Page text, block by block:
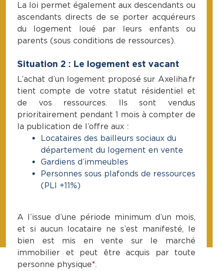
La loi permet également aux descendants ou
ascendants directs de se porter acquéreurs
du logement loué par leurs enfants ou
parents (sous conditions de ressources).
Situation 2 : Le logement est vacant
L’achat d’un logement proposé sur Axeliha.fr
tient compte de votre statut résidentiel et
de vos ressources. Ils sont vendus
prioritairement pendant 1 mois à compter de
la publication de l’offre aux :
Locataires des bailleurs sociaux du
département du logement en vente
Gardiens d’immeubles
Personnes sous plafonds de ressources
(PLI +11%)
A l’issue d’une période minimum d’un mois,
et si aucun locataire ne s’est manifesté, le
bien est mis en vente sur le marché
immobilier et peut être acquis par toute
personne physique*.